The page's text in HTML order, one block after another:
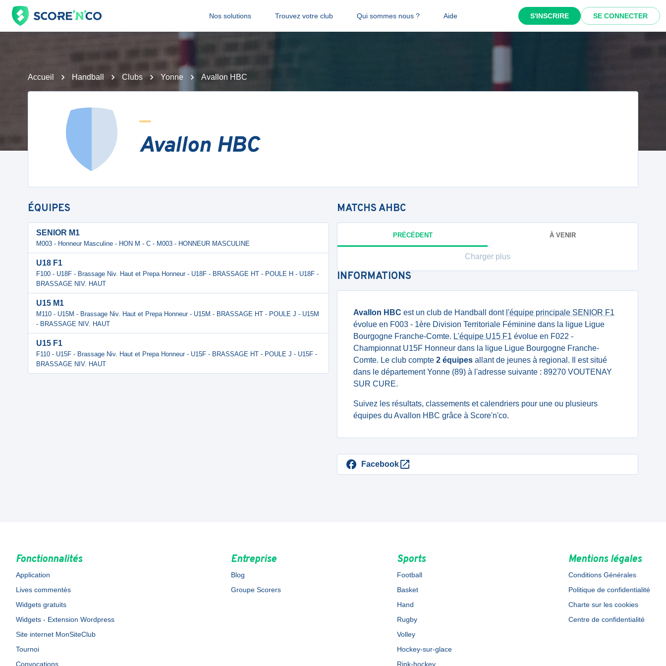
Nos solutions Trouvez votre club Qui sommes nous ? Aide S'INSCRIRE SE CONNECTER
Accueil Handball Clubs Yonne Avallon HBC
Avallon HBC
ÉQUIPES
SENIOR M1
M003 - Honneur Masculine - HON M - C - M003 - HONNEUR MASCULINE
U18 F1
F100 - U18F - Brassage Niv. Haut et Prepa Honneur - U18F - BRASSAGE HT - POULE H - U18F -
BRASSAGE NIV. HAUT
U15 M1
M110 - U15M - Brassage Niv. Haut et Prepa Honneur - U15M - BRASSAGE HT - POULE J - U15M
- BRASSAGE NIV. HAUT
U15 F1
F110 - U15F - Brassage Niv. Haut et Prepa Honneur - U15F - BRASSAGE HT - POULE J - U15F -
BRASSAGE NIV. HAUT
MATCHSAHBC
PRÉCÉDENT À VENIR
Charger plus
INFORMATIONS
Avallon HBC est un club de Handball dont l'équipe principale SENIOR F1
évolue en F003 - 1ère Division Territoriale Féminine dans la ligue Ligue
Bourgogne Franche-Comte. L'équipe U15 F1 évolue en F022 -
Championnat U15F Honneur dans la ligue Ligue Bourgogne Franche-
Comte. Le club compte 2 équipes allant de jeunes à regional. Il est situé
dans le département Yonne (89) à l'adresse suivante : 89270 VOUTENAY
SUR CURE.
Suivez les résultats, classements et calendriers pour une ou plusieurs
équipes du Avallon HBC grâce à Score'n'co.
Facebook
Fonctionnalités
Application
Lives commentés
Widgets gratuits
Widgets - Extension Wordpress
Site internet MonSiteClub
Tournoi
Convocations
Entreprise
Blog
Groupe Scorers
Sports
Football
Basket
Hand
Rugby
Volley
Hockey-sur-glace
Rink-hockey
Mentions légales
Conditions Générales
Politique de confidentialité
Charte sur les cookies
Centre de confidentialité